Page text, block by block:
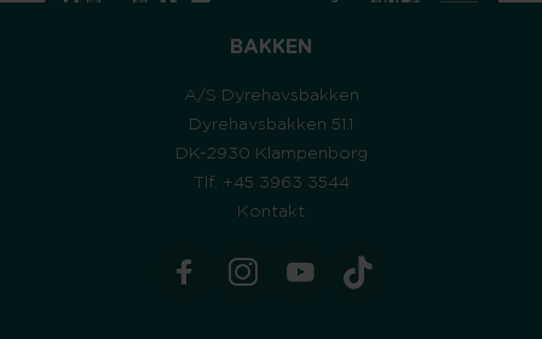
BAKKEN
A/S Dyrehavsbakken
Dyrehavsbakken 51.1
DK-2930 Klampenborg
Tlf. +45 3963 3544
Kontakt